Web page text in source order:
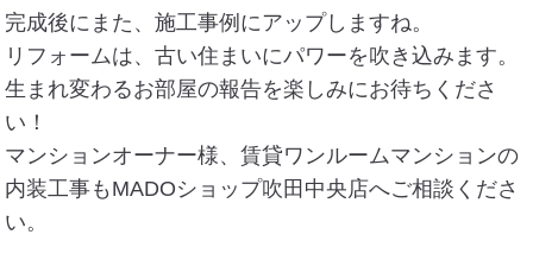
完成後にまた、施工事例にアップしますね。
リフォームは、古い住まいにパワーを吹き込みます。
生まれ変わるお部屋の報告を楽しみにお待ちくださ
い！
マンションオーナー様、賃貸ワンルームマンションの
内装工事もMADOショップ吹田中央店へご相談くださ
い。